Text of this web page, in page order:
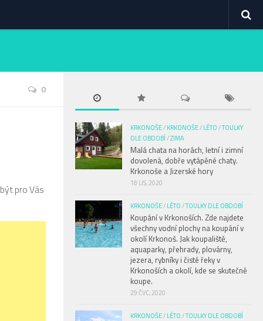
0
pro Vás
KRKONOŠE/KRKONOŠE/LÉTO/TOULKY
DLE OBDOBÍ/ZIMA
Malá chata na horách, letní i zimní
dovolená, dobře vytápěné chaty.
Krkonoše a Jizerské hory
18 LIS, 2020
KRKONOŠE/LÉTO/TOULKY DLE OBDOBÍ
Koupání v Krkonoších. Zde najdete
všechny vodní plochy na koupání v
okolí Krkonoš. Jak koupaliště,
aquaparky, přehrady, plovárny,
jezera, rybníky i čisté řeky v
Krkonoších a okolí, kde se skutečně
koupe.
29 ČVC, 2020
KRKONOŠE/LÉTO/TOULKY DLE OBDOBÍ